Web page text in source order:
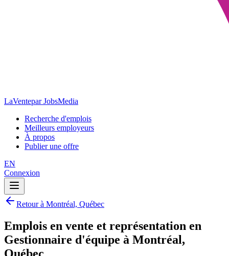
LaVentepar JobsMedia
Recherche d'emplois
Meilleurs employeurs
À propos
Publier une offre
EN
Connexion
Retour à Montréal, Québec
Emplois en vente et représentation en
Gestionnaire d'équipe à Montréal,